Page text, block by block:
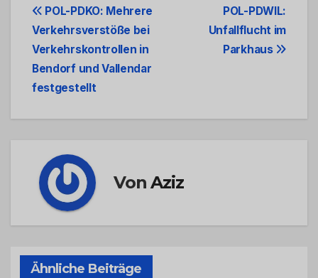
Beitrags-
Navigation
POL-PDWIL:
Unfallflucht im
Parkhaus
POL-PDKO: Mehrere
Verkehrsverstöße bei
Verkehrskontrollen in
Bendorf und Vallendar
festgestellt
VonAziz
Ähnliche Beiträge